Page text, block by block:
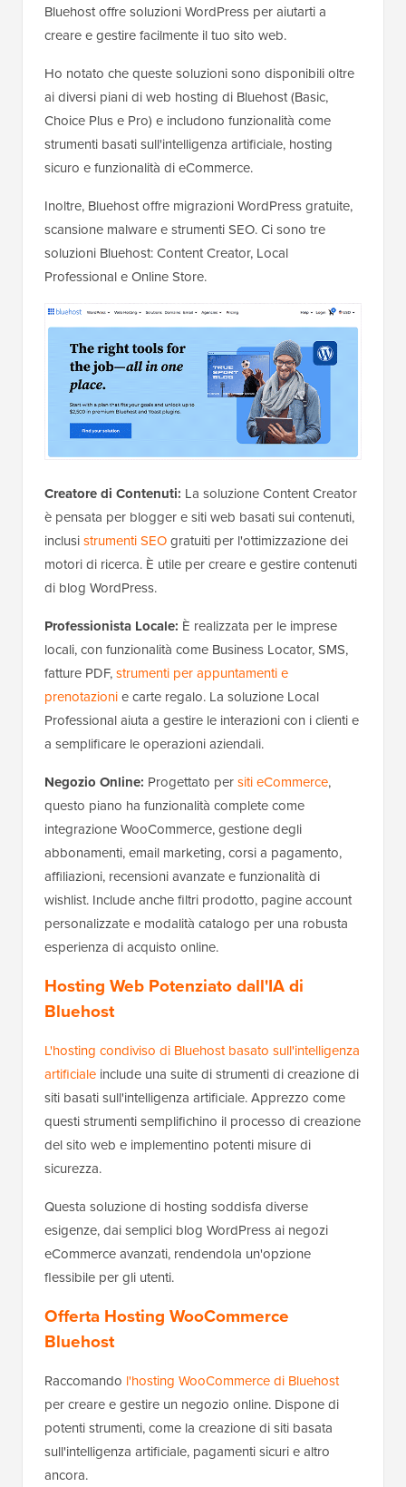
Bluehost offre soluzioni WordPress per aiutarti a
creare e gestire facilmente il tuo sito web.
Ho notato che queste soluzioni sono disponibili oltre
ai diversi piani di web hosting di Bluehost (Basic,
Choice Plus e Pro) e includono funzionalità come
strumenti basati sull'intelligenza artificiale, hosting
sicuro e funzionalità di eCommerce.
Inoltre, Bluehost offre migrazioni WordPress gratuite,
scansione malware e strumenti SEO. Ci sono tre
soluzioni Bluehost: Content Creator, Local
Professional e Online Store.
Creatore di Contenuti: La soluzione Content Creator
è pensata per blogger e siti web basati sui contenuti,
inclusistrumenti SEOgratuiti per l'ottimizzazione dei
motori di ricerca. È utile per creare e gestire contenuti
di blog WordPress.
Professionista Locale: È realizzata per le imprese
locali, con funzionalità come Business Locator, SMS,
fatture PDF,strumenti per appuntamenti e
prenotazionie carte regalo. La soluzione Local
Professional aiuta a gestire le interazioni con i clienti e
a semplificare le operazioni aziendali.
Negozio Online: Progettato persiti eCommerce,
questo piano ha funzionalità complete come
integrazione WooCommerce, gestione degli
abbonamenti, email marketing, corsi a pagamento,
affiliazioni, recensioni avanzate e funzionalità di
wishlist. Include anche filtri prodotto, pagine account
personalizzate e modalità catalogo per una robusta
esperienza di acquisto online.
Hosting Web Potenziato dall'IA di
Bluehost
L'hosting condiviso di Bluehost basato sull'intelligenza
artificiale include una suite di strumenti di creazione di
siti basati sull'intelligenza artificiale. Apprezzo come
questi strumenti semplifichino il processo di creazione
del sito web e implementino potenti misure di
sicurezza.
Questa soluzione di hosting soddisfa diverse
esigenze, dai semplici blog WordPress ai negozi
eCommerce avanzati, rendendola un'opzione
flessibile per gli utenti.
Offerta Hosting WooCommerce
Bluehost
Raccomando l'hosting WooCommerce di Bluehost
per creare e gestire un negozio online. Dispone di
potenti strumenti, come la creazione di siti basata
sull'intelligenza artificiale, pagamenti sicuri e altro
ancora.